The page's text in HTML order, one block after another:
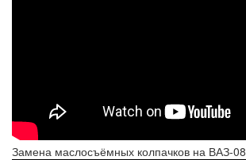
Замена маслосъёмных колпачков на ВАЗ-08